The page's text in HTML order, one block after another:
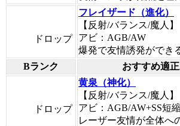
ドロップ
フレイザード（進化）
【反射/バランス/魔人】
アビ：AGB/AW
爆発で友情誘発ができ
Bランク
おすすめ適
ドロップ
黄泉（神化）
【反射/バランス/魔人】
アビ：AGB/AW+SS短
レーザー友情が全体へ